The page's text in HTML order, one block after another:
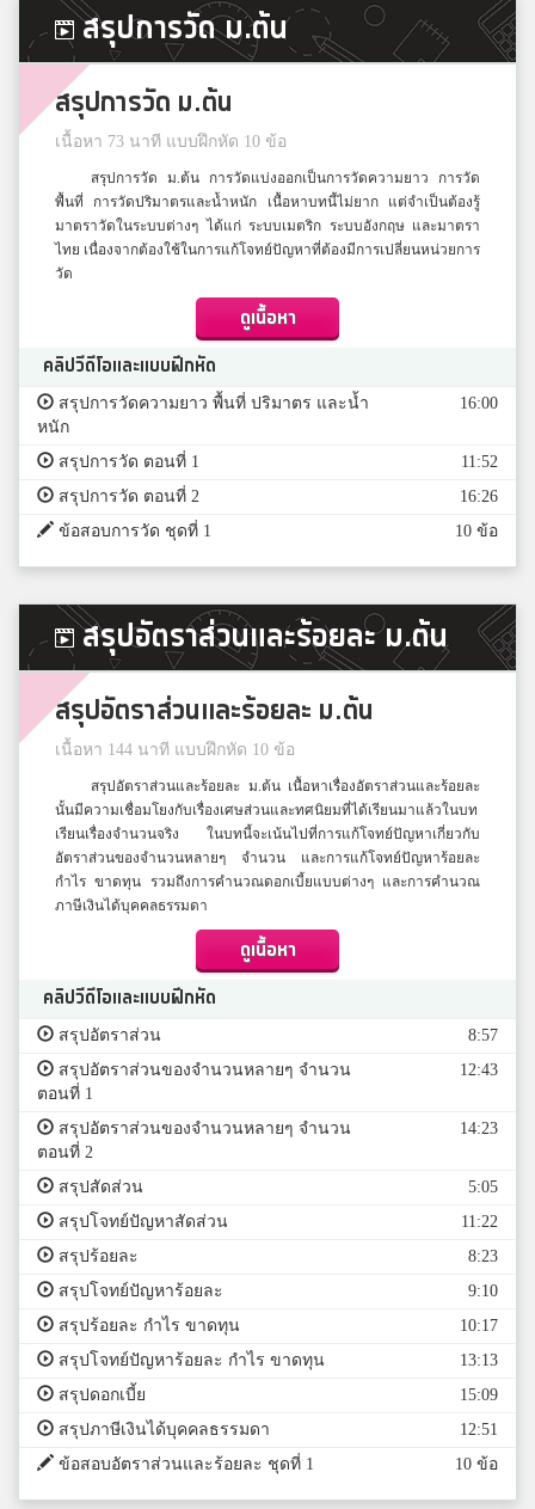
สรุปการวัด ม.ต้น
สรุปการวัด ม.ต้น
เนื้อหา 73 นาที แบบฝึกหัด 10 ข้อ
สรุปการวัด ม.ต้น การวัดแบ่งออกเป็นการวัดความยาว การวัด
พื้นที่ การวัดปริมาตรและน้ำหนัก เนื้อหาบทนี้ไม่ยาก แต่จำเป็นต้องรู้
มาตราวัดในระบบต่างๆ ได้แก่ ระบบเมตริก ระบบอังกฤษ และมาตรา
ไทย เนื่องจากต้องใช้ในการแก้โจทย์ปัญหาที่ต้องมีการเปลี่ยนหน่วยการ
วัด
ดูเนื้อหา
คลิปวีดีโอและแบบฝึกหัด
สรุปการวัดความยาว พื้นที่ ปริมาตร และน้ำ
หนัก
16:00
สรุปการวัด ตอนที่ 1
11:52
สรุปการวัด ตอนที่ 2
16:26
ข้อสอบการวัด ชุดที่ 1
10 ข้อ
สรุปอัตราส่วนและร้อยละ ม.ต้น
สรุปอัตราส่วนและร้อยละ ม.ต้น
เนื้อหา 144 นาที แบบฝึกหัด 10 ข้อ
สรุปอัตราส่วนและร้อยละ ม.ต้น เนื้อหาเรื่องอัตราส่วนและร้อยละ
นั้นมีความเชื่อมโยงกับเรื่องเศษส่วนและทศนิยมที่ได้เรียนมาแล้วในบท
เรียนเรื่องจำนวนจริง ในบทนี้จะเน้นไปที่การแก้โจทย์ปัญหาเกี่ยวกับ
อัตราส่วนของจำนวนหลายๆ จำนวน และการแก้โจทย์ปัญหาร้อยละ
กำไร ขาดทุน รวมถึงการคำนวณดอกเบี้ยแบบต่างๆ และการคำนวณ
ภาษีเงินได้บุคคลธรรมดา
ดูเนื้อหา
คลิปวีดีโอและแบบฝึกหัด
สรุปอัตราส่วน
8:57
สรุปอัตราส่วนของจำนวนหลายๆ จำนวน
ตอนที่ 1
12:43
สรุปอัตราส่วนของจำนวนหลายๆ จำนวน
ตอนที่ 2
14:23
สรุปสัดส่วน
5:05
สรุปโจทย์ปัญหาสัดส่วน
11:22
สรุปร้อยละ
8:23
สรุปโจทย์ปัญหาร้อยละ
9:10
สรุปร้อยละ กำไร ขาดทุน
10:17
สรุปโจทย์ปัญหาร้อยละ กำไร ขาดทุน
13:13
สรุปดอกเบี้ย
15:09
สรุปภาษีเงินได้บุคคลธรรมดา
12:51
ข้อสอบอัตราส่วนและร้อยละ ชุดที่ 1
10 ข้อ